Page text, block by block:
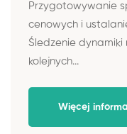
Przygotowywanie
cenowych i
Śledzenie dynamiki
kolejnych...
Więcej